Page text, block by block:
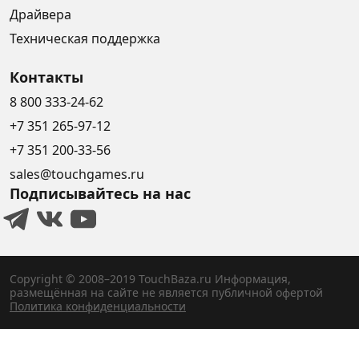
Драйвера
Техническая поддержка
Контакты
8 800 333-24-62
+7 351 265-97-12
+7 351 200-33-56
sales@touchgames.ru
Подписывайтесь на нас
Copyright © 2008–2019 TouchBaza.ru Информация,
размещённая на сайте не является публичной офертой
Политика конфиденциальности